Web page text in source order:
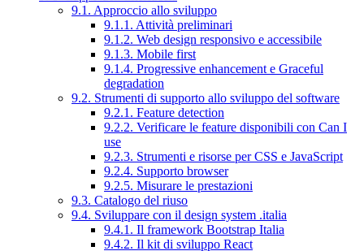
9.1. Approccio allo sviluppo
9.1.1. Attività preliminari
9.1.2. Web design responsivo e accessibile
9.1.3. Mobile first
9.1.4. Progressive enhancement e Graceful
degradation
9.2. Strumenti di supporto allo sviluppo del software
9.2.1. Feature detection
9.2.2. Verificare le feature disponibili con Can I
use
9.2.3. Strumenti e risorse per CSS e JavaScript
9.2.4. Supporto browser
9.2.5. Misurare le prestazioni
9.3. Catalogo del riuso
9.4. Sviluppare con il design system .italia
9.4.1. Il framework Bootstrap Italia
9.4.2. Il kit di sviluppo React